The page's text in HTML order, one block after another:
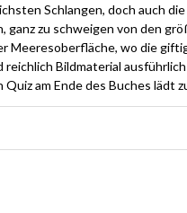
Schlangen, doch auch
ganz zu schweigen von den
Meeresoberfläche, wo die
reichlich Bildmaterial
am Ende des Buches lädt